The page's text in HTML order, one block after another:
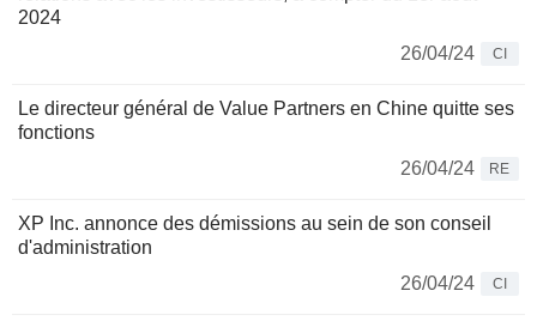
2024
26/04/24
CI
Le directeur général de Value Partners en Chine quitte ses
fonctions
26/04/24
RE
XP Inc. annonce des démissions au sein de son conseil
d'administration
26/04/24
CI